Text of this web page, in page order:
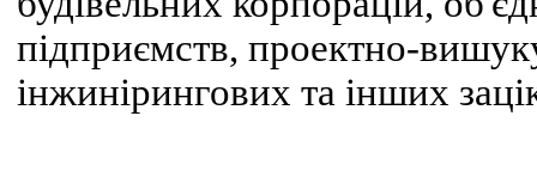
підприємств, проектно-
інжинірингових та інших